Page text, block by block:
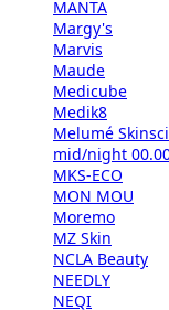
MANTA
Margy's
Marvis
Maude
Medicube
Medik8
Melumé
mid/night
MKS-ECO
MON MOU
Moremo
MZ Skin
NCLA Beauty
NEEDLY
NEQI